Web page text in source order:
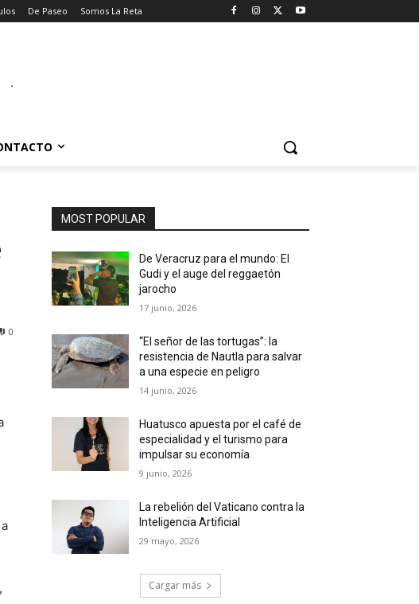
De Paseo Somos La Reta
.
0
MOST POPULAR
De Veracruz para el mundo: El
Gudi y el auge del reggaetón
jarocho
17 junio, 2026
“El señor de las tortugas”: la
resistencia de Nautla para salvar
a una especie en peligro
14 junio, 2026
Huatusco apuesta por el café de
especialidad y el turismo para
impulsar su economía
9 junio, 2026
La rebelión del Vaticano contra la
Inteligencia Artificial
29 mayo, 2026
Cargar más